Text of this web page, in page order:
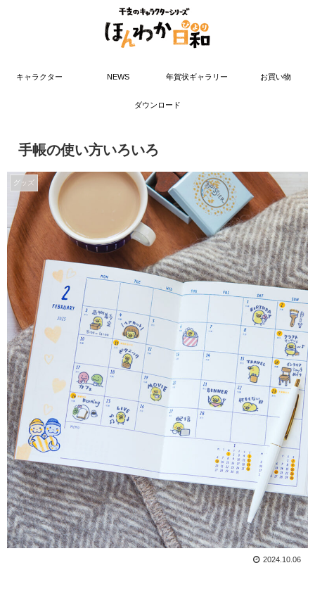
キャラクター NEWS 年賀状ギャラリー お買い物
ダウンロード
手帳の使い方いろいろ
グッズ
2024.10.06